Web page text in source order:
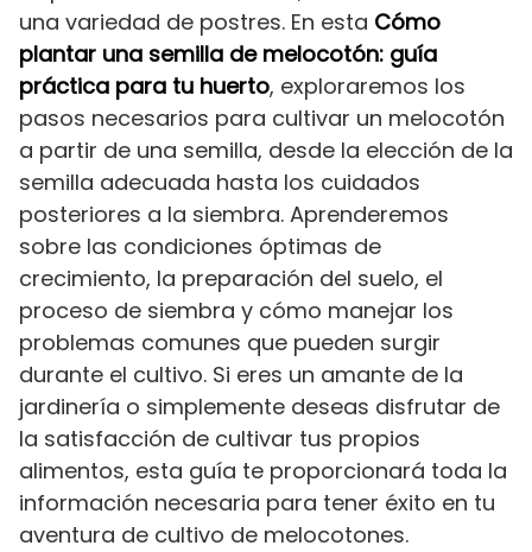
una variedad de postres. En esta Cómo
plantar una semilla de melocotón: guía
práctica para tu huerto, exploraremos los
pasos necesarios para cultivar un melocotón
a partir de una semilla, desde la elección de la
semilla adecuada hasta los cuidados
posteriores a la siembra. Aprenderemos
sobre las condiciones óptimas de
crecimiento, la preparación del suelo, el
proceso de siembra y cómo manejar los
problemas comunes que pueden surgir
durante el cultivo. Si eres un amante de la
jardinería o simplemente deseas disfrutar de
la satisfacción de cultivar tus propios
alimentos, esta guía te proporcionará toda la
información necesaria para tener éxito en tu
aventura de cultivo de melocotones.